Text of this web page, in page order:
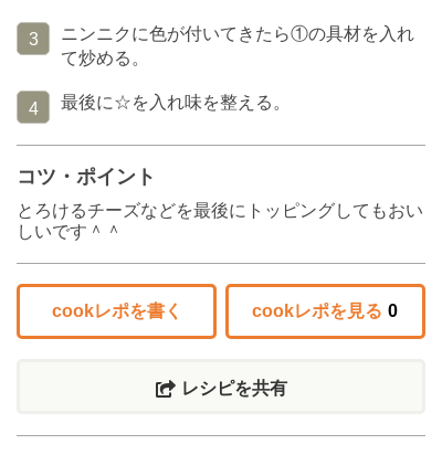
3
ニンニクに色が付いてきたら①の具材を入れ
て炒める。
4 最後に☆を入れ味を整える。
コツ・ポイント
とろけるチーズなどを最後にトッピングしてもおい
しいです＾＾
cookレポを書く cookレポを見る 0
レシピを共有